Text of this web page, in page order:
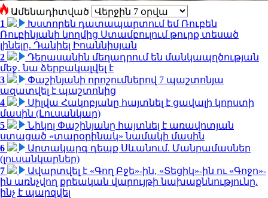
Ամենադիտված
1
Խստորեն դատապարտում եմ Ռուբեն
Ռուբինյանի կողմից Ստամբուլում թուրք տեսած
լինելը. Դանիել Իոաննիսյան
2
Դերասանին մեղադրում են մանկապղծության
մեջ․ նա ձերբակալվել է
3
Փաշինյանի որոշումներով 7 պաշտոնյա
ազատվել է պաշտոնից
4
Սիլվա Հակոբյանը հայտնել է ցավալի կորստի
մասին (Լուսանկար)
5
Նիկոլ Փաշինյանը հայտնել է առավոտյան
ստացած «տարօրինակ» նամակի մասին
6
Արտակարգ դեպք Սևանում. Մանրամասներ
(լուսանկարներ)
7
Ավարտվել է «Գող Բջե»-ին, «Տեցիկ»-ին ու «Գոջո»-
ին առնչվող քրեական վարույթի նախաքննությունը.
ինչ է պարզվել